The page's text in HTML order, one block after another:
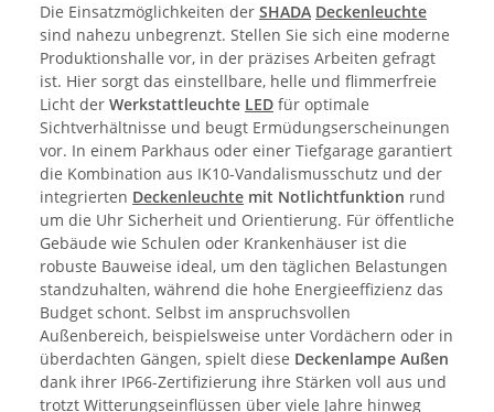
Die Einsatzmöglichkeiten der SHADA Deckenleuchte
sind nahezu unbegrenzt. Stellen Sie sich eine moderne
Produktionshalle vor, in der präzises Arbeiten gefragt
ist. Hier sorgt das einstellbare, helle und flimmerfreie
Licht der Werkstattleuchte LED für optimale
Sichtverhältnisse und beugt Ermüdungserscheinungen
vor. In einem Parkhaus oder einer Tiefgarage garantiert
die Kombination aus IK10-Vandalismusschutz und der
integrierten Deckenleuchte mit Notlichtfunktion rund
um die Uhr Sicherheit und Orientierung. Für öffentliche
Gebäude wie Schulen oder Krankenhäuser ist die
robuste Bauweise ideal, um den täglichen Belastungen
standzuhalten, während die hohe Energieeffizienz das
Budget schont. Selbst im anspruchsvollen
Außenbereich, beispielsweise unter Vordächern oder in
überdachten Gängen, spielt diese Deckenlampe Außen
dank ihrer IP66-Zertifizierung ihre Stärken voll aus und
trotzt Witterungseinflüssen über viele Jahre hinweg